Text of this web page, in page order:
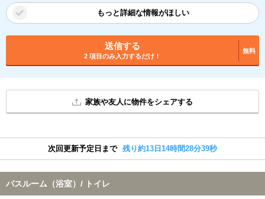
もっと詳細な情報がほしい
送信する
2 項目のみ入力するだけ！
無料
家族や友人に物件をシェアする
次回更新予定日まで 残り約13日14時間28分38秒
バスルーム（浴室）/ トイレ